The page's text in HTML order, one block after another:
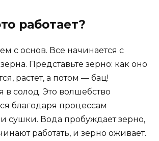
работает?
с основ. Все начинается с
Представьте зерно: как оно
растет, а потом — бац!
в солод. Это волшебство
благодаря процессам
сушки. Вода пробуждает зерно,
работать, и зерно оживает.